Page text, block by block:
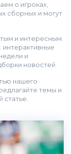
о игроках,
сборных и могут
и интересным.
и
новостей.
нашего
темы и